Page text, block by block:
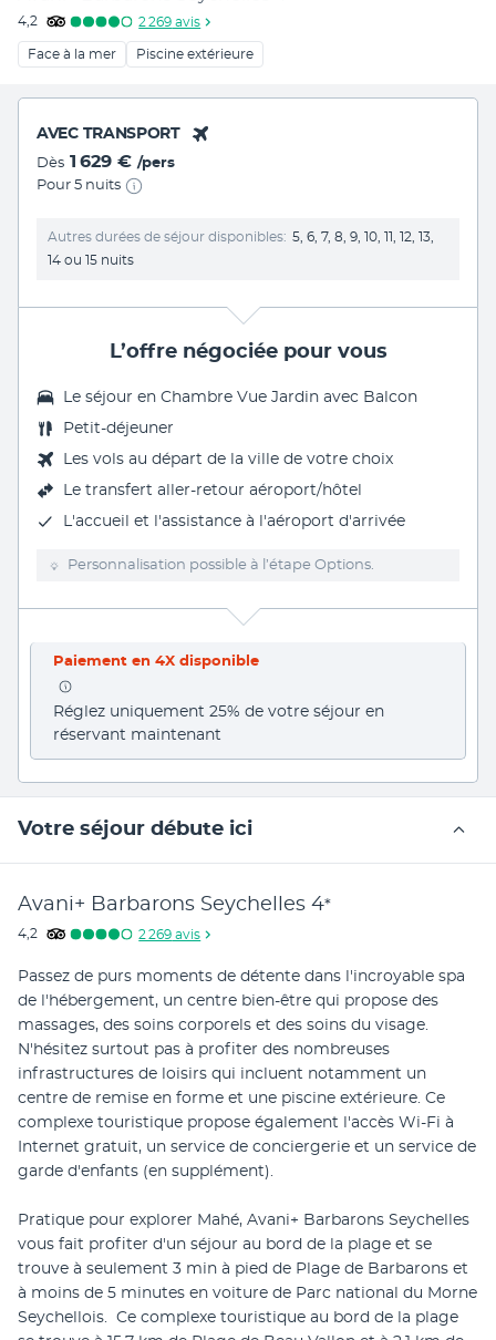
4,2 2 269 avis
Face à la mer Piscine extérieure
AVEC TRANSPORT
Dès 1 629 € /pers
Pour 5 nuits
Autres durées de séjour disponibles
5, 6, 7, 8, 9, 10, 11, 12, 13,
14 ou 15 nuits
L’offre négociée pour vous
Le séjour en Chambre Vue Jardin avec Balcon
Petit-déjeuner
Les vols au départ de la ville de votre choix
Le transfert aller-retour aéroport/hôtel
L'accueil et l'assistance à l'aéroport d'arrivée
Personnalisation possible à l’étape Options.
Paiement en 4X disponible
Réglez uniquement 25% de votre séjour en
réservant maintenant
Votre séjour débute ici
Avani+ Barbarons Seychelles 4*
4,2 2 269 avis
Passez de purs moments de détente dans l'incroyable spa
de l'hébergement, un centre bien-être qui propose des
massages, des soins corporels et des soins du visage.
N'hésitez surtout pas à profiter des nombreuses
infrastructures de loisirs qui incluent notamment un
centre de remise en forme et une piscine extérieure. Ce
complexe touristique propose également l'accès Wi-Fi à
Internet gratuit, un service de conciergerie et un service de
garde d'enfants (en supplément).
Pratique pour explorer Mahé, Avani+ Barbarons Seychelles
vous fait profiter d'un séjour au bord de la plage et se
trouve à seulement 3 min à pied de Plage de Barbarons et
à moins de 5 minutes en voiture de Parc national du Morne
Seychellois.  Ce complexe touristique au bord de la plage